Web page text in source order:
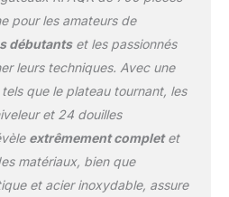
gâteau ✔ spatule droite
et décalée ✔ niveleur à
gâteau ✔ 3 grattoirs à
gâteau ✔ 100 poches à
glaçage jetables ✔ Poche
à pâtisserie en silicone ✔
Ongles en fleur ✔ Brosse
de nettoyage ✔ Lisseur
de fondant ✔ 9 fondants
modes. Outils de
pour les amateurs de
débutantset les passionnés
leurs techniques. Avec une
que le plateau tournant, les
et 24 douilles
extrêmement completet
matériaux, bien que
et acier inoxydable, assure